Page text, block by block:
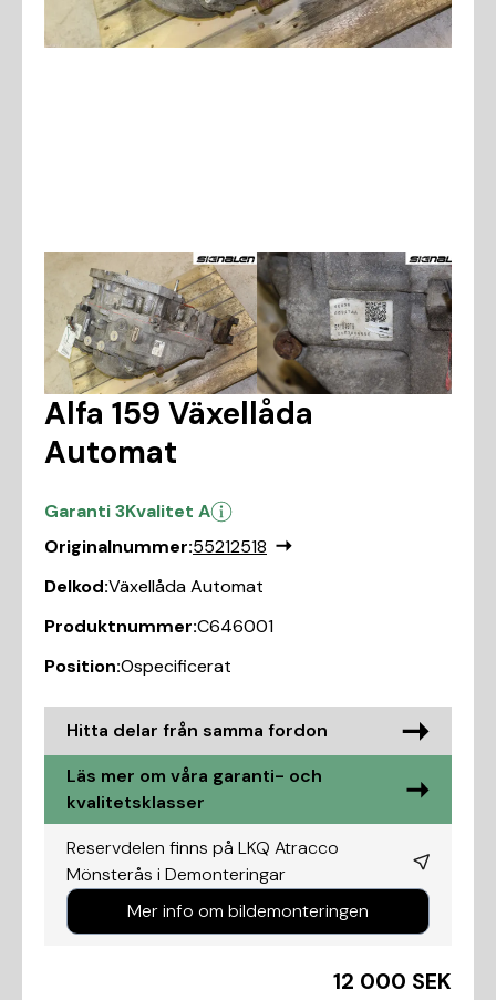
Alfa 159 Växellåda
Automat
Garanti 3Kvalitet A
Originalnummer:55212518
Delkod:Växellåda Automat
Produktnummer:C646001
Position:Ospecificerat
Hitta delar från samma fordon
Läs mer om våra garanti- och
kvalitetsklasser
Reservdelen finns på LKQ Atracco
Mönsterås i Demonteringar
Mer info om bildemonteringen
12 000 SEK